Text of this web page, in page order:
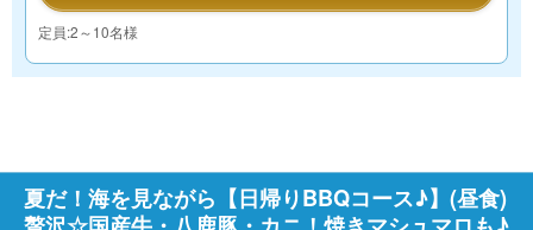
定員:2～10名様
夏だ！海を見ながら【日帰りBBQコース♪】(昼食)